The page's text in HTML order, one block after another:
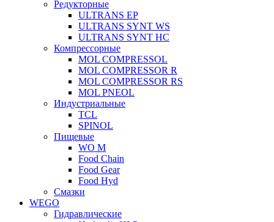
Редукторные
ULTRANS EP
ULTRANS SYNT WS
ULTRANS SYNT HC
Компрессорные
MOL COMPRESSOL
MOL COMPRESSOR R
MOL COMPRESSOR RS
MOL PNEOL
Индустриальные
TCL
SPINOL
Пищевые
WO M
Food Chain
Food Gear
Food Hyd
Смазки
WEGO
Гидравлические